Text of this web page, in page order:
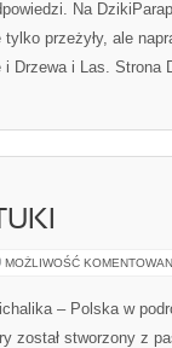
Na
przeżyły, ale
Drzewa i Las. Strona
MOŻLIWOŚĆ
– Polska w
został stworzony z